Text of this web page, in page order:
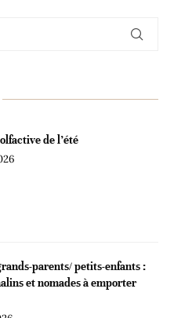
de l’été
parents/ petits-enfants :
et nomades à emporter